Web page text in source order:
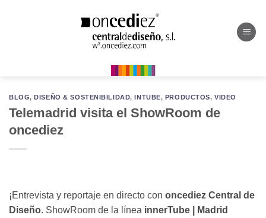
BLOG,DISEÑO & SOSTENIBILIDAD,INTUBE, PRODUCTOS,VIDEO
Telemadrid visita el ShowRoom de
oncediez
¡Entrevista y reportaje en directo con oncediez Central de
Diseño. ShowRoom de la línea innerTube | Madrid